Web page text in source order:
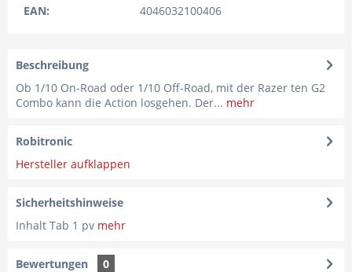
EAN:
4046032100406
Beschreibung
Ob 1/10 On-Road oder 1/10 Off-Road, mit der Razer ten G2
Combo kann die Action losgehen. Der... mehr
Robitronic
Hersteller aufklappen
Sicherheitshinweise
Inhalt Tab 1 pv mehr
Bewertungen
0